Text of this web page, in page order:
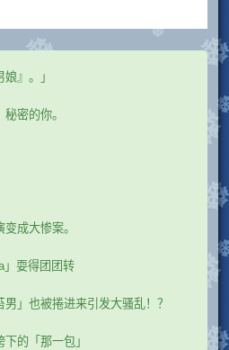
』。」
密的你。
成大惨案。
」耍得团团转
」也被捲进来引发大骚乱！？
的「那一包」